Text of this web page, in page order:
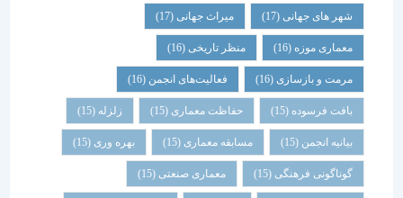
شهر های جهانی(17) میراث جهانی(17)
معماری موزه(16) منظر تاریخی (16)
مرمت و بازسازی(16) فعالیت‌های انجمن(16)
بافت فرسوده (15) حفاظت معماری (15) زلزله
بیانیه انجمن(15) مسابقه معماری (15) بهره وری(15)
گوناگونی فرهنگی (15) معماری صنعتی(15)